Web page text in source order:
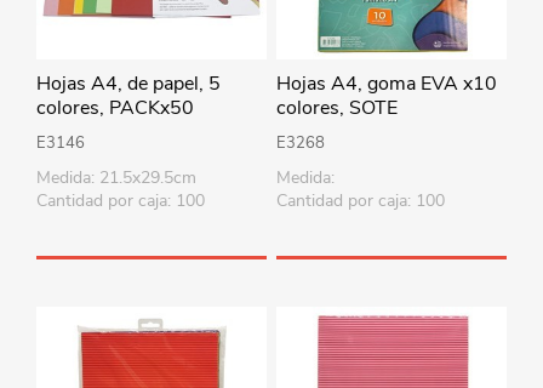
Hojas A4, de papel, 5
colores, PACKx50
E3146
Medida: 21.5x29.5cm
Cantidad por caja: 100
Hojas A4, goma EVA x10
colores, SOTE
E3268
Medida:
Cantidad por caja: 100